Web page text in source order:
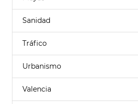
Sanidad
Tráfico
Urbanismo
Valencia